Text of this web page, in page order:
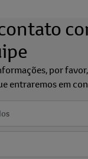
por
entraremos em